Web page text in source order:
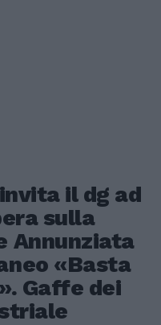
il dg ad
sulla
Annunziata
«Basta
Gaffe dei